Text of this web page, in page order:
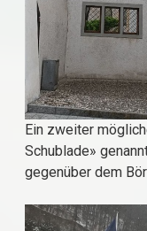
Ein zweiter
Schublade»
gegenüber dem